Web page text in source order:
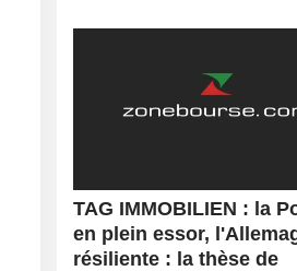
TAG IMMOBILIEN : la
en plein essor,
résiliente : la thèse de